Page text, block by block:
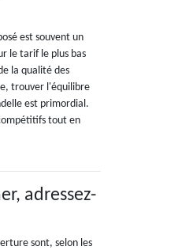
est souvent un
le tarif le plus bas
la qualité des
trouver l'équilibre
est primordial.
tout en
adressez-
sont, selon les